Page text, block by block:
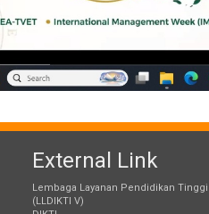
External Link
Lembaga Layanan Pendidikan Tinggi
(LLDIKTI V)